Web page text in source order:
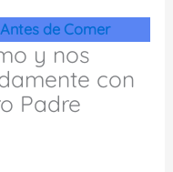
de Comer
y nos
con
Padre